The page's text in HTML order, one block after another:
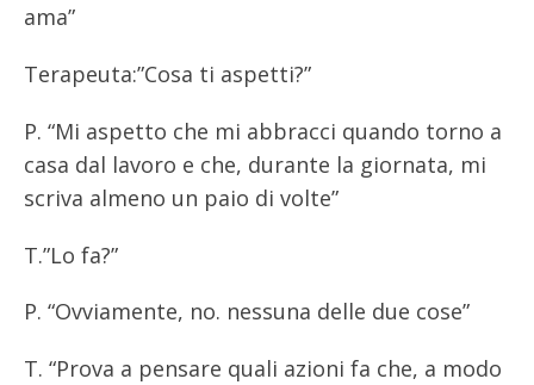
ama”
Terapeuta:”Cosa ti aspetti?”
P. “Mi aspetto che mi abbracci quando torno a
casa dal lavoro e che, durante la giornata, mi
scriva almeno un paio di volte”
T.”Lo fa?”
P. “Ovviamente, no. nessuna delle due cose”
T. “Prova a pensare quali azioni fa che, a modo